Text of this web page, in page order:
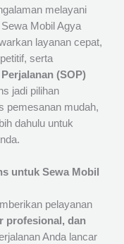
melayani
Mobil Agya
layanan cepat,
serta
(SOP)
jadi pilihan
pemesanan mudah,
dahulu untuk
untuk Sewa Mobil
pelayanan
profesional, dan
Anda lancar